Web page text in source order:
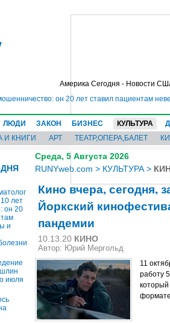
Америка Сегодня - Новости
он 20 лет ставил пациентам
ЛЮДИ ЗАКОН БИЗНЕС КУЛЬТУРА
И КНИГИ АРТ ТЕАТР,ОПЕРА,БАЛЕТ
лет
он 20
и
июля
Среда, 5 Августа 2026
RUNYweb.com > КУЛЬТУРА >
Кино вчера, сегодня,
Йоркский
пандемии
10.13.20 КИНО
Автор: Юрий Мергольд
11
работу